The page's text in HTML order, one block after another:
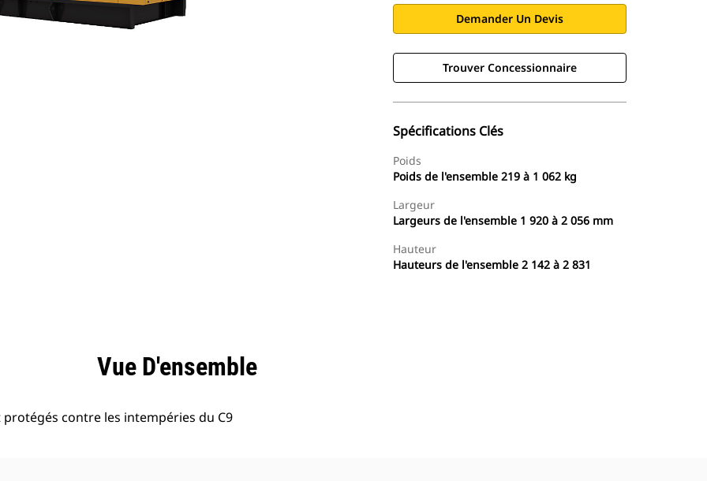
Demander Un Devis
Trouver Concessionnaire
Spécifications Clés
Poids
Poids de l'ensemble 219 à 1 062 kg
Largeur
Largeurs de l'ensemble 1 920 à 2 056 mm
Hauteur
Hauteurs de l'ensemble 2 142 à 2 831
Vue D'ensemble
contre les intempéries du C9